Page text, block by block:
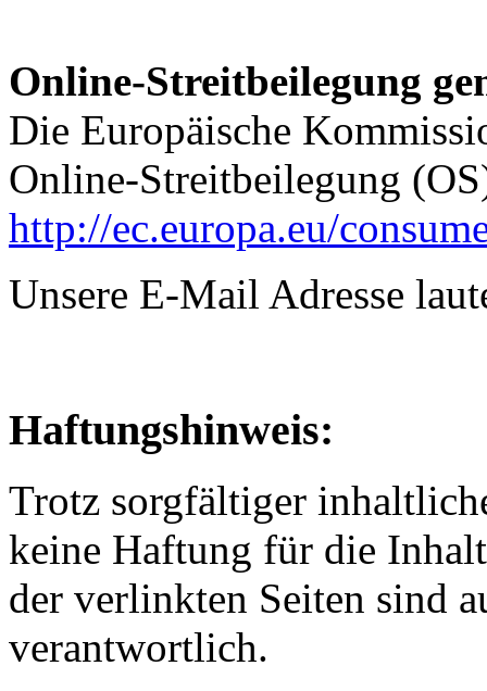
Online-Streitbeilegung
Die Europäische
Online-Streitbeilegung
http://ec.europa.eu/
Unsere E-Mail Adresse
Haftungshinweis:
Trotz sorgfältiger
keine Haftung für die
der verlinkten Seiten sind
verantwortlich.